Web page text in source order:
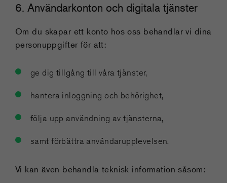
6. Användarkonton och digitala tjänster
Om du skapar ett konto hos oss behandlar vi dina
personuppgifter för att:
ge dig tillgång till våra tjänster,
hantera inloggning och behörighet,
följa upp användning av tjänsterna,
samt förbättra användarupplevelsen.
Vi kan även behandla teknisk information såsom: